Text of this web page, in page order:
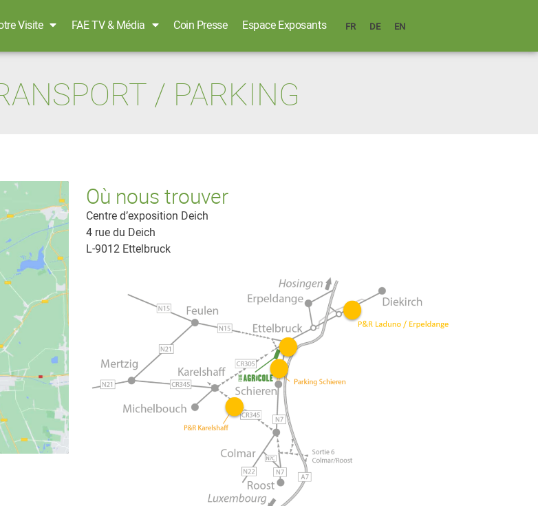
Visite FAE TV & Média Coin Presse Espace Exposants FR DE EN
/ PARKING
Où nous trouver
Centre d’exposition Deich
4 rue du Deich
L-9012 Ettelbruck